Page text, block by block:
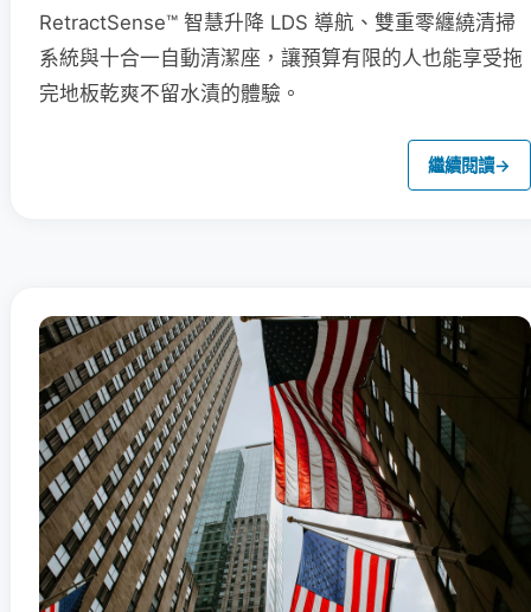
RetractSense™ 智慧升降 LDS 導航、雙重零纏繞清掃
系統與十合一自動清潔座，讓預算有限的人也能享受拖
完地板乾爽不留水漬的體驗。
繼續閱讀→